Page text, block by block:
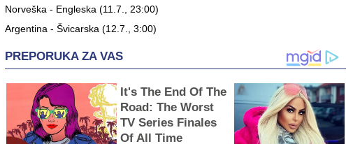
Norveška - Engleska (11.7., 23:00)
Argentina - Švicarska (12.7., 3:00)